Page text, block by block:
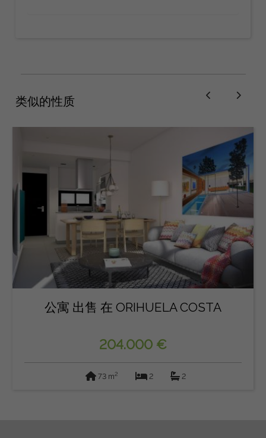
类似的性质
公寓 出售 在 ORIHUELA COSTA
204.000 €
73 m2 2 2